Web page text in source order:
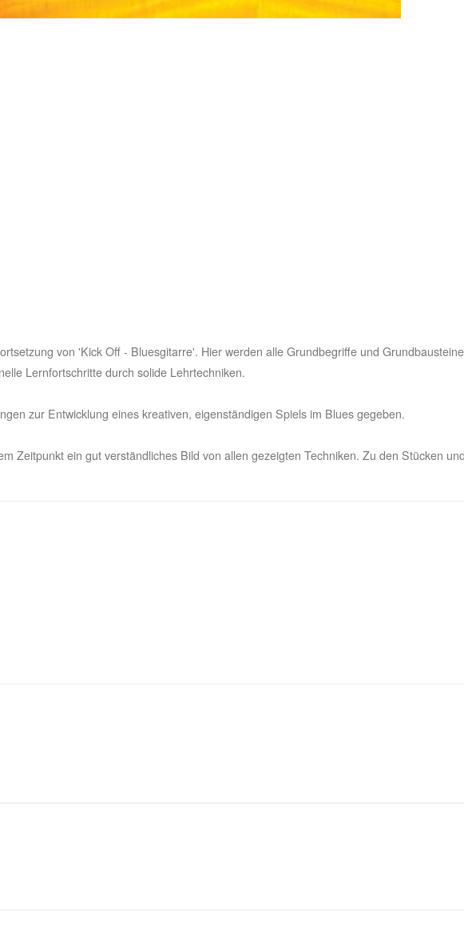
von 'Kick Off - Bluesgitarre'. Hier werden alle Grundbegriffe und
Lernfortschritte durch solide Lehrtechniken.
zur Entwicklung eines kreativen, eigenständigen Spiels im Blues gegeben.
Zeitpunkt ein gut verständliches Bild von allen gezeigten Techniken. Zu den Stücken